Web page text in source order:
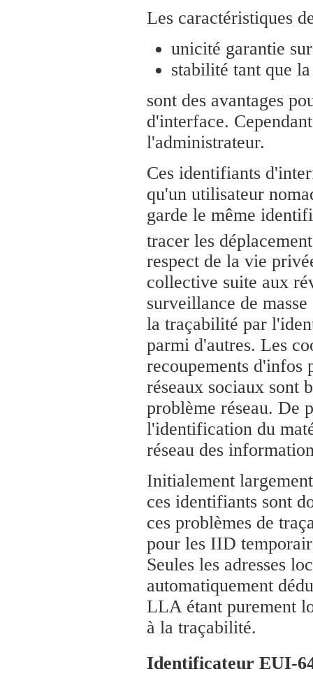
Les caractéristiques
unicité garantie
stabilité tant que
sont des avantages
d'interface.
l'administrateur.
Ces identifiants
qu'un utilisateur
garde le même
tracer les
respect de la vie
collective suite aux
surveillance de
la traçabilité par
parmi d'autres. Les
recoupements d'infos
réseaux sociaux sont
problème réseau. De
l'identification du
réseau des
Initialement
ces identifiants sont
ces problèmes de
pour les IID
Seules les adresses
automatiquement
LLA étant purement
à la traçabilité.
Identificateur EUI-